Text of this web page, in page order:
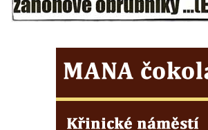
Maazův kříž na Kostelní stezce v
Mikulášovicích
Franzeho kříž u domu čp. 356 v